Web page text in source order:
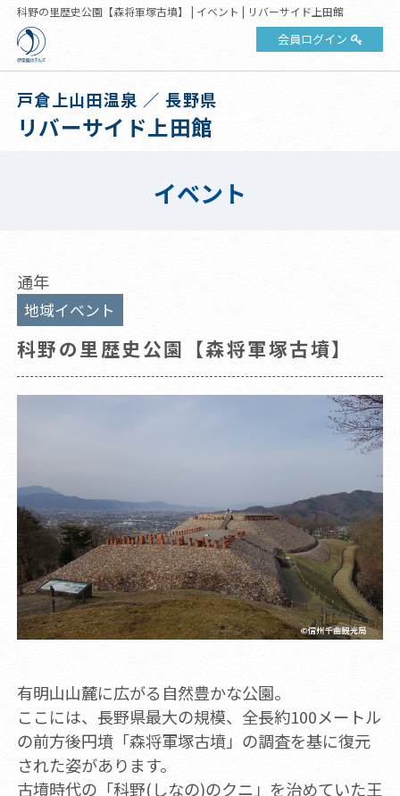
科野の里歴史公園【森将軍塚古墳】 | イベント | リバーサイド上田館
会員ログイン
戸倉上山田温泉 ／ 長野県
リバーサイド上田館
イベント
通年
地域イベント
科野の里歴史公園【森将軍塚古墳】
有明山山麓に広がる自然豊かな公園。
ここには、長野県最大の規模、全長約100メートル
の前方後円墳「森将軍塚古墳」の調査を基に復元
された姿があります。
古墳時代の「科野(しなの)のクニ」を治めていた王